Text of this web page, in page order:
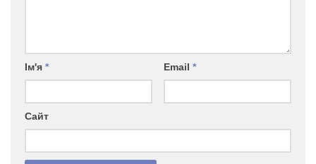
Ім'я * Email *
Сайт